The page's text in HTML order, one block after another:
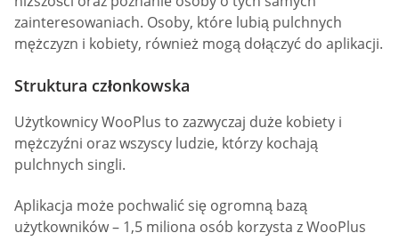
zainteresowaniach. Osoby, które lubią pulchnych
mężczyzn i kobiety, również mogą dołączyć do aplikacji.
Struktura członkowska
Użytkownicy WooPlus to zazwyczaj duże kobiety i
mężczyźni oraz wszyscy ludzie, którzy kochają
pulchnych singli.
Aplikacja może pochwalić się ogromną bazą
użytkowników – 1,5 miliona osób korzysta z WooPlus